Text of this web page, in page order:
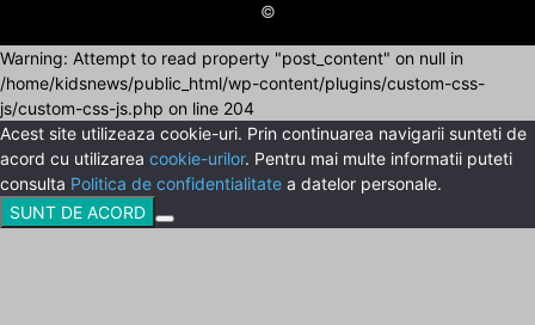
©
Warning: Attempt to read property "post_content" on null in
/home/kidsnews/public_html/wp-content/plugins/custom-css-
js/custom-css-js.php on line 204
Acest site utilizeaza cookie-uri. Prin continuarea navigarii sunteti de
acord cu utilizarea cookie-urilor. Pentru mai multe informatii puteti
consulta Politica de confidentialitate a datelor personale.
SUNT DE ACORD